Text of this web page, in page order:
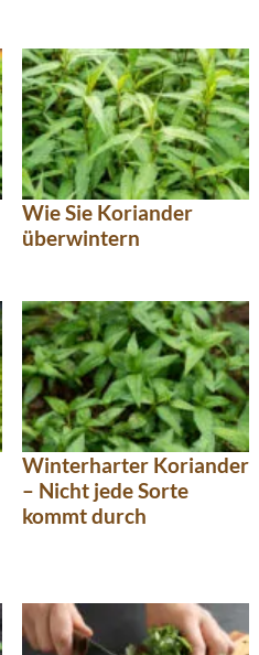
Wie Sie Koriander
überwintern
Winterharter Koriander
– Nicht jede Sorte
kommt durch